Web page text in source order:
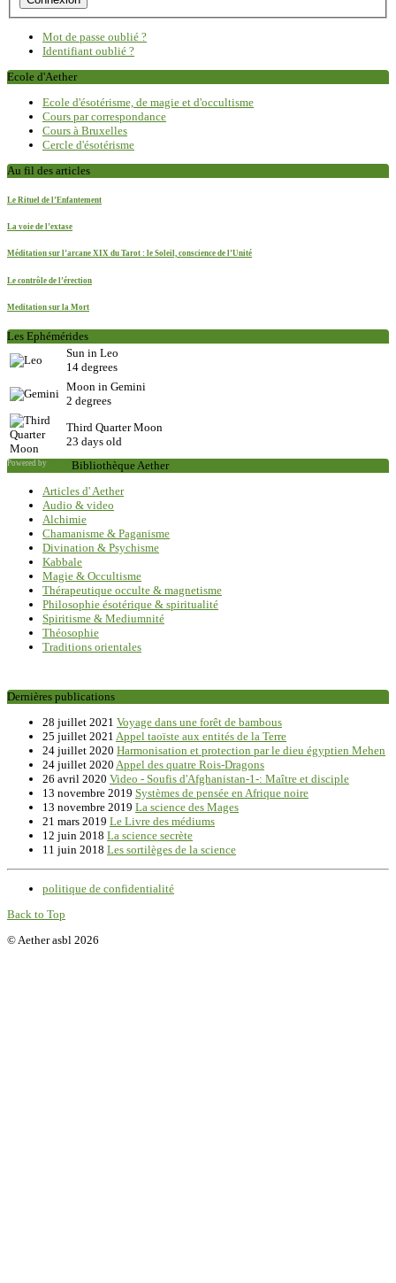
Mot de passe oublié ?
Identifiant oublié ?
Ecole d'Aether
Ecole d'ésotérisme, de magie et d'occultisme
Cours par correspondance
Cours à Bruxelles
Cercle d'ésotérisme
Au fil des articles
Le Rituel de l’Enfantement
La voie de l’extase
Méditation sur l’arcane XIX du Tarot : le Soleil, conscience de l’Unité
Le contrôle de l’érection
Meditation sur la Mort
Les Ephémérides
Sun in Leo
14 degrees
Moon in Gemini
2 degrees
Third Quarter Moon
23 days old
Powered by
Bibliothèque Aether
Articles d' Aether
Audio & video
Alchimie
Chamanisme & Paganisme
Divination & Psychisme
Kabbale
Magie & Occultisme
Thérapeutique occulte & magnetisme
Philosophie ésotérique & spiritualité
Spiritisme & Mediumnité
Théosophie
Traditions orientales
Dernières publications
28 juillet 2021 Voyage dans une forêt de bambous
25 juillet 2021 Appel taoïste aux entités de la Terre
24 juillet 2020 Harmonisation et protection par le dieu égyptien Mehen
24 juillet 2020 Appel des quatre Rois-Dragons
26 avril 2020 Video - Soufis d'Afghanistan-1-: Maître et disciple
13 novembre 2019 Systèmes de pensée en Afrique noire
13 novembre 2019 La science des Mages
21 mars 2019 Le Livre des médiums
12 juin 2018 La science secrète
11 juin 2018 Les sortilèges de la science
politique de confidentialité
Back to Top
© Aether asbl 2026